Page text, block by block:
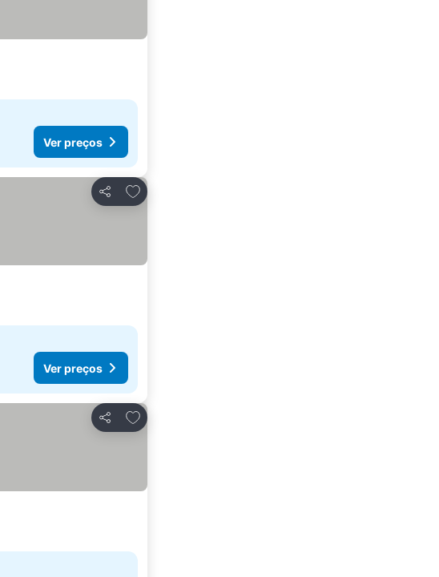
Ver preços
Partilhar
Adicionar aos favoritos
Ver preços
Partilhar
Adicionar aos favoritos